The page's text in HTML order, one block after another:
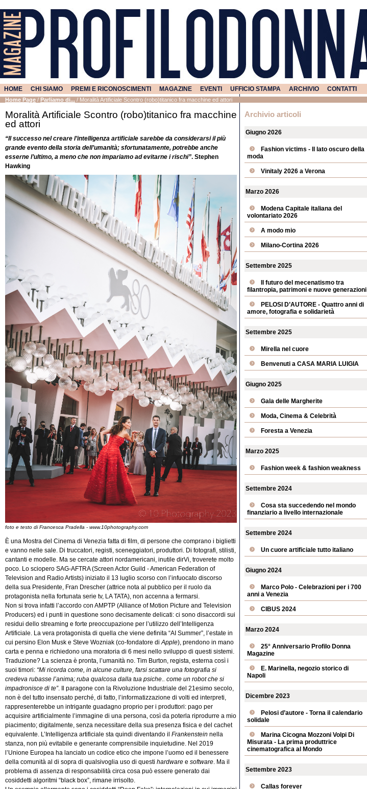
HOME CHI SIAMO PREMI E RICONOSCIMENTI MAGAZINE EVENTI UFFICIO STAMPA ARCHIVIO CONTATTI
Home Page / Parliamo di... / Moralità Artificiale Scontro (robo)titanico fra macchine ed attori
Moralità Artificiale Scontro (robo)titanico fra macchine
ed attori
“Il successo nel creare l’intelligenza artificiale sarebbe da considerarsi il più
grande evento della storia dell’umanità; sfortunatamente, potrebbe anche
esserne l’ultimo, a meno che non impariamo ad evitarne i rischi”. Stephen
Hawking
foto e testo di Francesca Pradella - www.10photography.com
È una Mostra del Cinema di Venezia fatta di film, di persone che comprano i biglietti
e vanno nelle sale. Di truccatori, registi, sceneggiatori, produttori. Di fotografi, stilisti,
cantanti e modelle. Ma se cercate attori nordamericani, inutile dirVi, troverete molto
poco. Lo sciopero SAG-AFTRA (Screen Actor Guild - American Federation of
Television and Radio Artists) iniziato il 13 luglio scorso con l’infuocato discorso
della sua Presidente, Fran Drescher (attrice nota al pubblico per il ruolo da
protagonista nella fortunata serie tv, LA TATA), non accenna a fermarsi.
Non si trova infatti l’accordo con AMPTP (Alliance of Motion Picture and Television
Producers) ed i punti in questione sono decisamente delicati: ci sono disaccordi sui
residui dello streaming e forte preoccupazione per l’utilizzo dell’Intelligenza
Artificiale. La vera protagonista di quella che viene definita “AI Summer”, l’estate in
cui persino Elon Musk e Steve Wozniak (co-fondatore di Apple), prendono in mano
carta e penna e richiedono una moratoria di 6 mesi nello sviluppo di questi sistemi.
Traduzione? La scienza è pronta, l’umanità no. Tim Burton, regista, esterna così i
suoi timori: “Mi ricorda come, in alcune culture, farsi scattare una fotografia si
credeva rubasse l’anima; ruba qualcosa dalla tua psiche.. come un robot che si
impadronisce di te”. Il paragone con la Rivoluzione Industriale del 21esimo secolo,
non è del tutto insensato perché, di fatto, l’informatizzazione di volti ed interpreti,
rappresenterebbe un intrigante guadagno proprio per i produttori: pago per
acquisire artificialmente l’immagine di una persona, così da poterla riprodurre a mio
piacimento; digitalmente, senza necessitare della sua presenza fisica e del cachet
equivalente. L’Intelligenza artificiale sta quindi diventando il Frankenstein nella
stanza, non più evitabile e generante comprensibile inquietudine. Nel 2019
l’Unione Europea ha lanciato un codice etico che impone l’uomo ed il benessere
della comunità al di sopra di qualsivoglia uso di questi hardware e software . Ma il
problema di assenza di responsabilità circa cosa può essere generato dai
cosiddetti algoritmi “black box”, rimane irrisolto.
Archivio articoli
Giugno 2026
Fashion victims - Il lato oscuro della
moda
Vinitaly 2026 a Verona
Marzo 2026
Modena Capitale italiana del
volontariato 2026
A modo mio
Milano-Cortina 2026
Settembre 2025
Il futuro del mecenatismo tra
filantropia, patrimoni e nuove generazioni
PELOSI D’AUTORE - Quattro anni di
amore, fotografia e solidarietà
Settembre 2025
Mirella nel cuore
Benvenuti a CASA MARIA LUIGIA
Giugno 2025
Gala delle Margherite
Moda, Cinema & Celebrità
Foresta a Venezia
Marzo 2025
Fashion week & fashion weakness
Settembre 2024
Cosa sta succedendo nel mondo
finanziario a livello internazionale
Settembre 2024
Un cuore artificiale tutto italiano
Giugno 2024
Marco Polo - Celebrazioni per i 700
anni a Venezia
CIBUS 2024
Marzo 2024
25° Anniversario Profilo Donna
Magazine
E. Marinella, negozio storico di
Napoli
Dicembre 2023
Pelosi d’autore - Torna il calendario
solidale
Marina Cicogna Mozzoni Volpi Di
Misurata - La prima produttrice
cinematografica al Mondo
Settembre 2023
Callas forever